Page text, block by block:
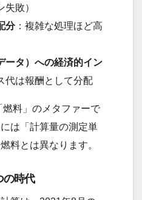
失敗）
分：複雑な処理ほど高
ータ）への経済的イン
代は報酬として分配
燃料」のメタファーで
は「計算量の測定単
料とは異なります。
の時代